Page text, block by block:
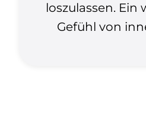
loszulassen. Ein
Gefühl von